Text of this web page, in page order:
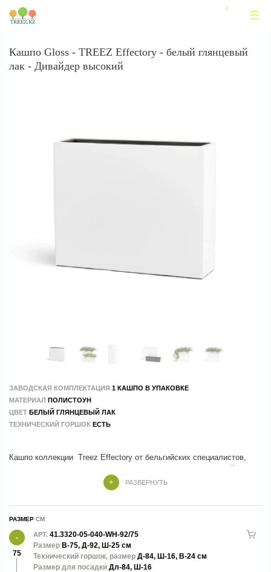
Кашпо Gloss - TREEZ Effectory - белый глянцевый
лак - Дивайдер высокий
ЗАВОДСКАЯ КОМПЛЕКТАЦИЯ 1 КАШПО В УПАКОВКЕ
МАТЕРИАЛ ПОЛИСТОУН
ЦВЕТ БЕЛЫЙ ГЛЯНЦЕВЫЙ ЛАК
ТЕХНИЧЕСКИЙ ГОРШОК ЕСТЬ
Кашпо коллекции Treez Effectory от бельгийских специалистов,
которые учли все тренды и особенности современного дизайна
Производство - 100 % ручной труд.
РАЗВЕРНУТЬ
РАЗМЕР
75
АРТ. 41.3320-05-040-WH-92/75
Размер В-75, Д-92, Ш-25 см
Технический горшок, размер Д-84, Ш-16, В-24 см
Размер для посадки Дл-84, Ш-16